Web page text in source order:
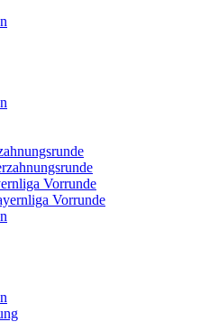
Vorrunde
Vorrunde